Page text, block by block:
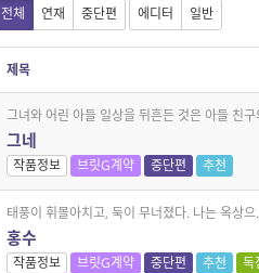
전체 연재 중단편 에디터 일반
제목
그녀와 어린 아들 일상을 뒤흔든 것은 아들 친구
그네
작품정보 브릿G계약 중단편 추천
태풍이 휘몰아치고, 둑이 무너졌다. 나는 옥상으
홍수
작품정보 브릿G계약 중단편 추천 독